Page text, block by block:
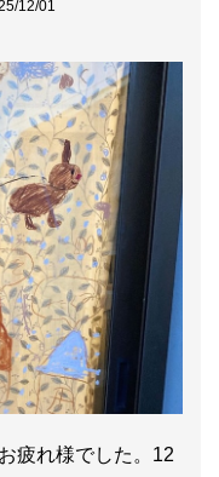
12/01
疲れ様でした。12